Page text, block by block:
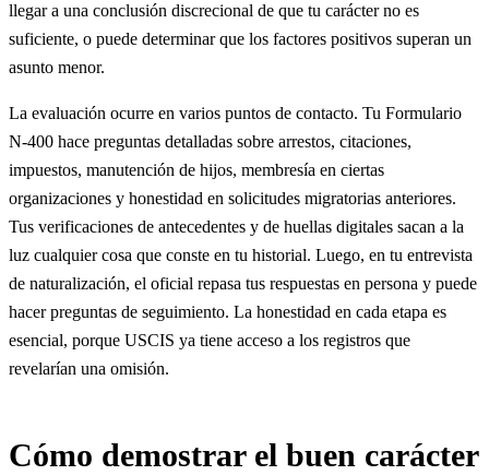
llegar a una conclusión discrecional de que tu carácter no es
suficiente, o puede determinar que los factores positivos superan un
asunto menor.
La evaluación ocurre en varios puntos de contacto. Tu Formulario
N-400 hace preguntas detalladas sobre arrestos, citaciones,
impuestos, manutención de hijos, membresía en ciertas
organizaciones y honestidad en solicitudes migratorias anteriores.
Tus verificaciones de antecedentes y de huellas digitales sacan a la
luz cualquier cosa que conste en tu historial. Luego, en tu entrevista
de naturalización, el oficial repasa tus respuestas en persona y puede
hacer preguntas de seguimiento. La honestidad en cada etapa es
esencial, porque USCIS ya tiene acceso a los registros que
revelarían una omisión.
Cómo demostrar el buen carácter